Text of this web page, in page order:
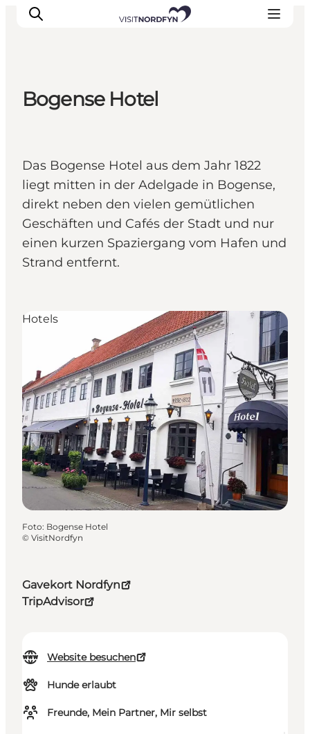
Essen und Trinken
Unterkünfte
Erlebnisbuchung
Für Kinder
Bogense Hotel
Das Bogense Hotel aus dem Jahr 1822
liegt mitten in der Adelgade in Bogense,
direkt neben den vielen gemütlichen
Geschäften und Cafés der Stadt und nur
einen kurzen Spaziergang vom Hafen und
Strand entfernt.
Gavekort Nordfyn
TripAdvisor
Website besuchen
Hunde erlaubt
Freunde, Mein Partner, Mir selbst
Hotels
Foto: Bogense Hotel
© VisitNordfyn